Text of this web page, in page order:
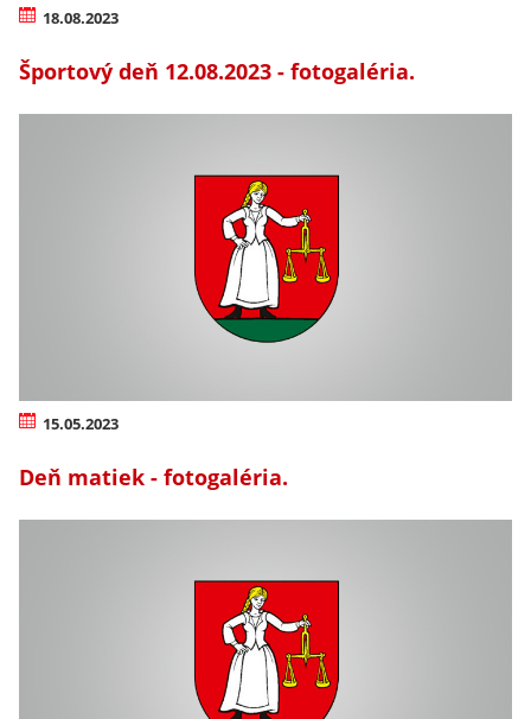
18.08.2023
Športový deň 12.08.2023 - fotogaléria.
15.05.2023
Deň matiek - fotogaléria.